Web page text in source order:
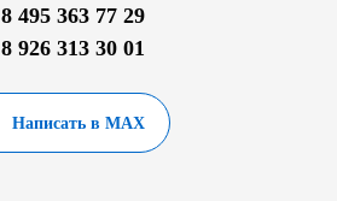
8 495 363 77 29
8 926 313 30 01
Написать в MAX